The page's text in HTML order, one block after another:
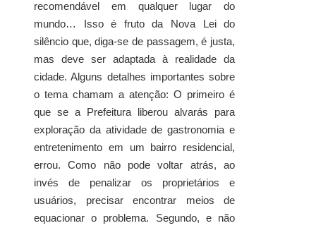
recomendável em qualquer lugar do
mundo… Isso é fruto da Nova Lei do
silêncio que, diga-se de passagem, é justa,
mas deve ser adaptada à realidade da
cidade. Alguns detalhes importantes sobre
o tema chamam a atenção: O primeiro é
que se a Prefeitura liberou alvarás para
exploração da atividade de gastronomia e
entretenimento em um bairro residencial,
errou. Como não pode voltar atrás, ao
invés de penalizar os proprietários e
usuários, precisar encontrar meios de
equacionar o problema. Segundo, e não